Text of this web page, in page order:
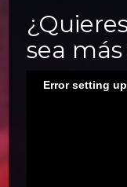
sea
Error setting